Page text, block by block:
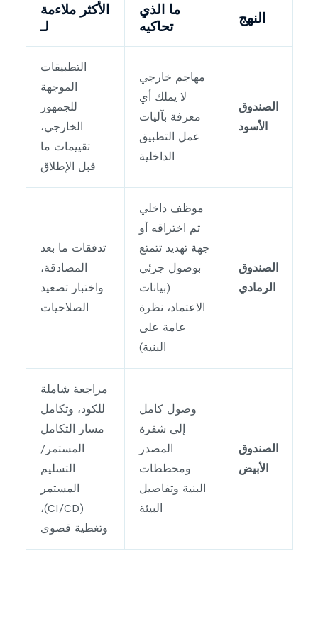
النهج
ما الذي
تحاكيه
الأكثر ملاءمة
لـ
الصندوق
الأسود
مهاجم خارجي
لا يملك أي
معرفة بآليات
عمل التطبيق
الداخلية
التطبيقات
الموجهة
للجمهور
الخارجي،
تقييمات ما
قبل الإطلاق
الصندوق
الرمادي
موظف داخلي
تم اختراقه أو
جهة تهديد تتمتع
بوصول جزئي
(بيانات
الاعتماد، نظرة
عامة على
البنية)
تدفقات ما بعد
المصادقة،
واختبار تصعيد
الصلاحيات
الصندوق
الأبيض
وصول كامل
إلى شفرة
المصدر
ومخططات
البنية وتفاصيل
البيئة
مراجعة شاملة
للكود، وتكامل
مسار التكامل
المستمر/
التسليم
المستمر
(CI/CD)،
وتغطية قصوى